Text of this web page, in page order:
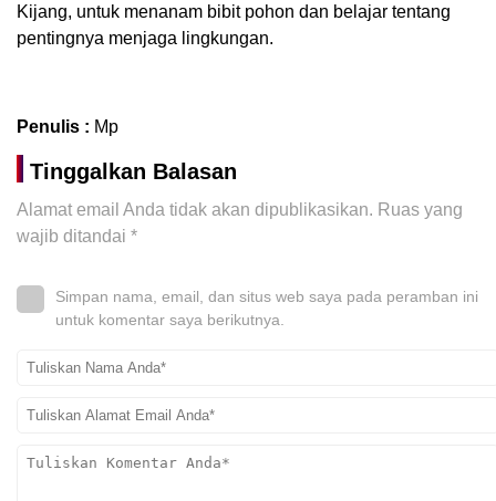
Kijang, untuk menanam bibit pohon dan belajar tentang
pentingnya menjaga lingkungan.
Penulis : Mp
Tinggalkan Balasan
Alamat email Anda tidak akan dipublikasikan. Ruas yang
wajib ditandai *
Simpan nama, email, dan situs web saya pada peramban ini
untuk komentar saya berikutnya.